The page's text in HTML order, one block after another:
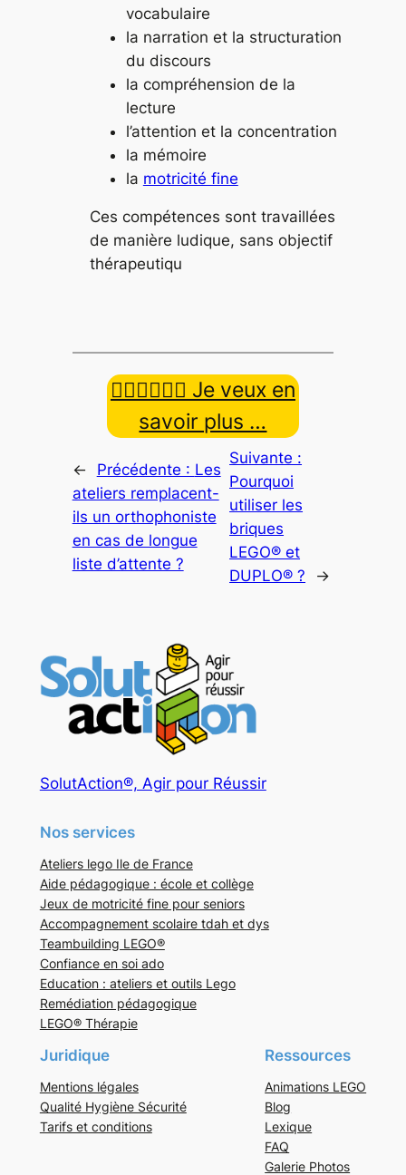
vocabulaire
la narration et la structuration
du discours
la compréhension de la
lecture
l’attention et la concentration
la mémoire
la motricité fine
Ces compétences sont travaillées
de manière ludique, sans objectif
thérapeutiqu
👉🏿👉🏾👉🏼 Je veux en
savoir plus …
← Précédente : Les
ateliers remplacent-
ils un orthophoniste
en cas de longue
liste d’attente ?
Suivante :
Pourquoi
utiliser les
briques
LEGO® et
DUPLO® ?
→
SolutAction®, Agir pour Réussir
Nos services
Ateliers lego Ile de France
Aide pédagogique : école et collège
Jeux de motricité fine pour seniors
Accompagnement scolaire tdah et dys
Teambuilding LEGO®
Confiance en soi ado
Education : ateliers et outils Lego
Remédiation pédagogique
LEGO® Thérapie
Juridique
Mentions légales
Qualité Hygiène Sécurité
Tarifs et conditions
Ressources
Animations LEGO
Blog
Lexique
FAQ
Galerie Photos